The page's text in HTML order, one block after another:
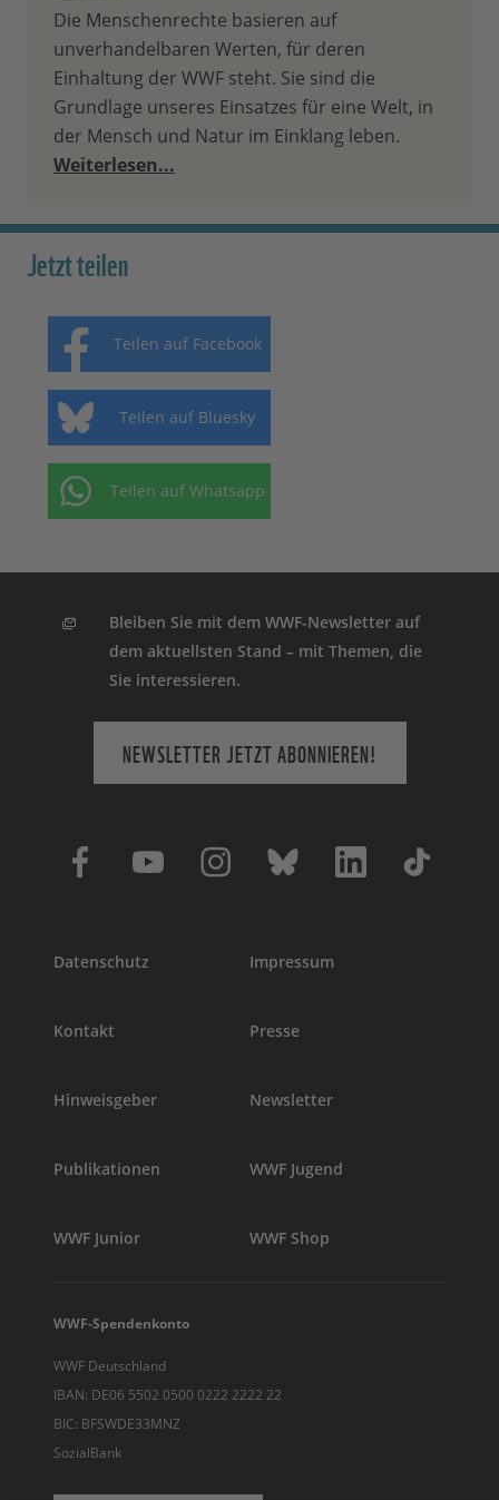
Die Menschenrechte basieren auf
unverhandelbaren Werten, für deren
Einhaltung der WWF steht. Sie sind die
Grundlage unseres Einsatzes für eine Welt, in
der Mensch und Natur im Einklang leben.
Weiterlesen...
Jetzt teilen
Teilen auf Facebook
Teilen auf Bluesky
Teilen auf Whatsapp
Bleiben Sie mit dem WWF-Newsletter auf
dem aktuellsten Stand – mit Themen, die
Sie interessieren.
NEWSLETTER JETZT ABONNIEREN!
Datenschutz Impressum
Kontakt Presse
Hinweisgeber Newsletter
Publikationen WWF Jugend
WWF Junior WWF Shop
WWF-Spendenkonto
WWF Deutschland
IBAN: DE06 5502 0500 0222 2222 22
BIC: BFSWDE33MNZ
SozialBank